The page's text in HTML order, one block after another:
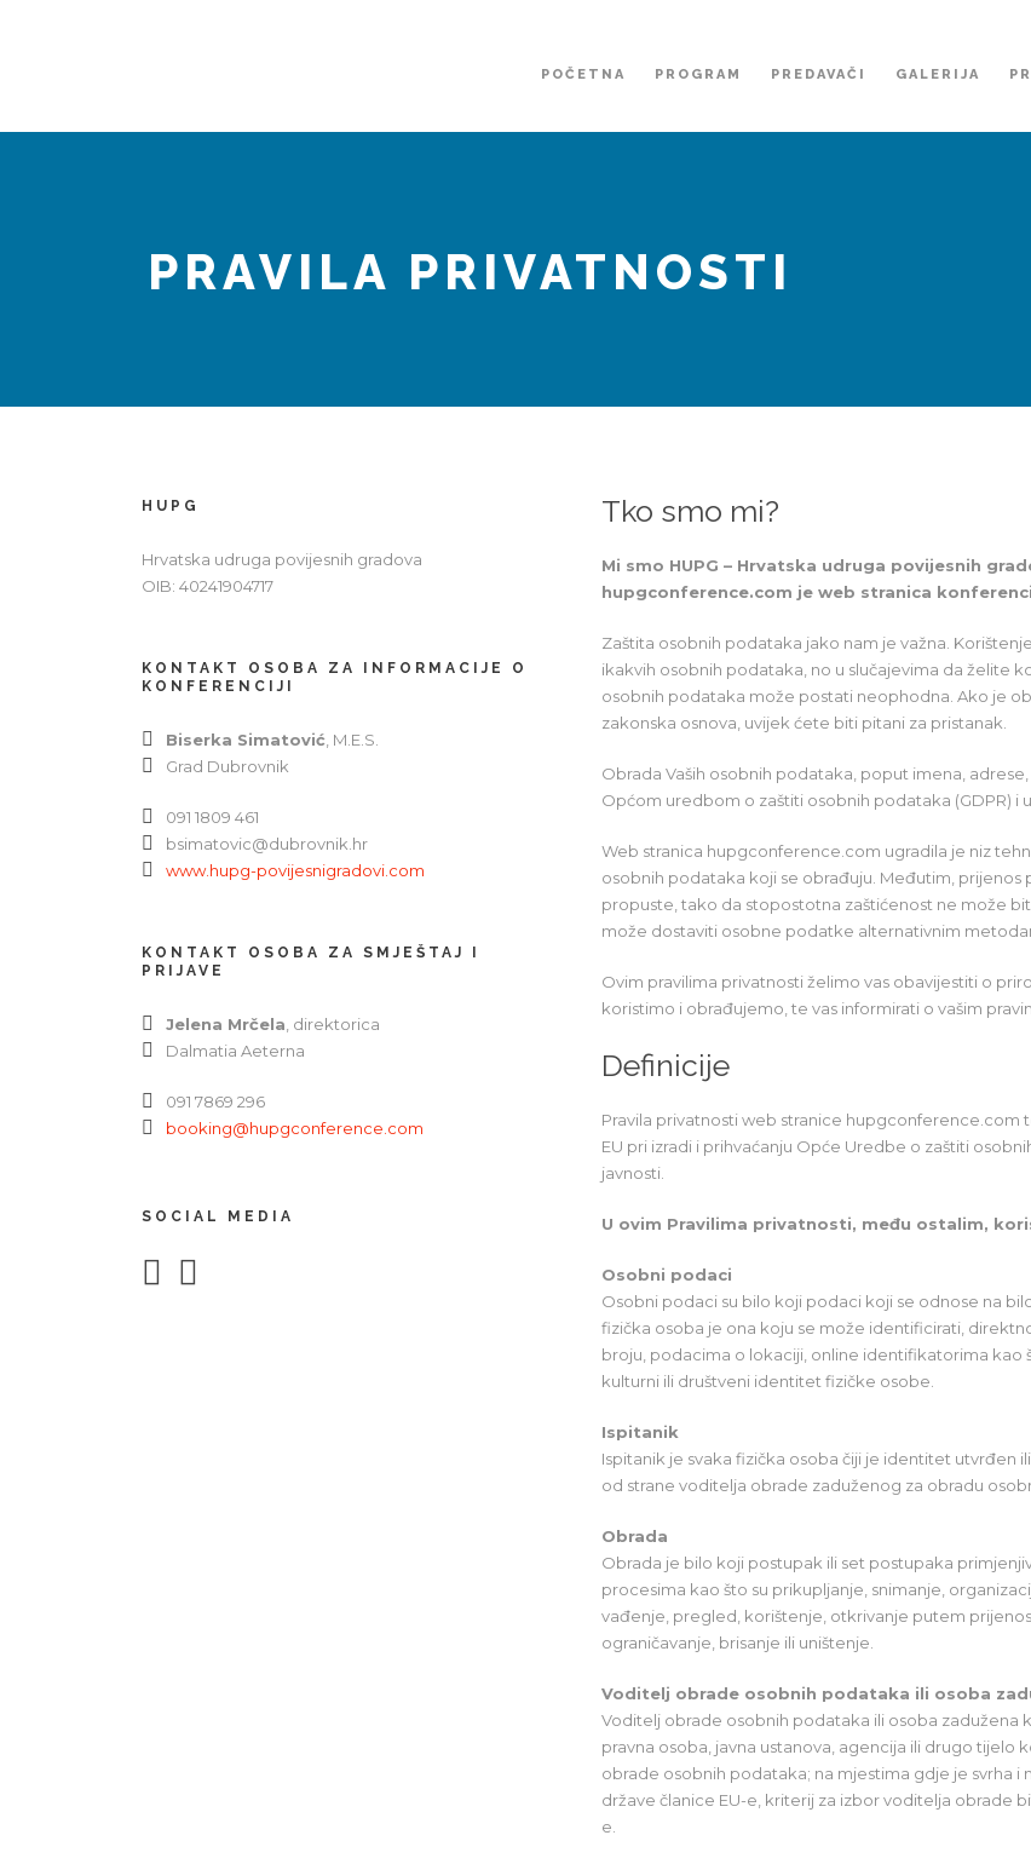
POČETNA PROGRAM PREDAVAČI GALERIJA
PRAVILA PRIVATNOSTI
Tko smo mi?
Mi smo HUPG – Hrvatska udruga povijesnih
hupgconference.com je web stranica
Zaštita osobnih podataka jako nam je važna.
ikakvih osobnih podataka, no u slučajevima da želite
osobnih podataka može postati neophodna. Ako je
zakonska osnova, uvijek ćete biti pitani za pristanak.
Obrada Vaših osobnih podataka, poput imena,
Općom uredbom o zaštiti osobnih podataka (GDPR) i
Web stranica hupgconference.com ugradila je niz
osobnih podataka koji se obrađuju. Međutim,
propuste, tako da stopostotna zaštićenost ne može
može dostaviti osobne podatke alternativnim
Ovim pravilima privatnosti želimo vas obavijestiti o
koristimo i obrađujemo, te vas informirati o vašim
Definicije
Pravila privatnosti web stranice
EU pri izradi i prihvaćanju Opće Uredbe o zaštiti
javnosti.
U ovim Pravilima privatnosti, među ostalim,
Osobni podaci
Osobni podaci su bilo koji podaci koji se odnose na
fizička osoba je ona koju se može identificirati,
broju, podacima o lokaciji, online identifikatorima kao
kulturni ili društveni identitet fizičke osobe.
Ispitanik
Ispitanik je svaka fizička osoba čiji je identitet utvrđen
od strane voditelja obrade zaduženog za obradu
Obrada
Obrada je bilo koji postupak ili set postupaka
procesima kao što su prikupljanje, snimanje,
vađenje, pregled, korištenje, otkrivanje putem
ograničavanje, brisanje ili uništenje.
Voditelj obrade osobnih podataka ili osoba
Voditelj obrade osobnih podataka ili osoba zadužena
pravna osoba, javna ustanova, agencija ili drugo tijelo
obrade osobnih podataka; na mjestima gdje je svrha
države članice EU-e, kriterij za izbor voditelja obrade
e.
HUPG
Hrvatska udruga povijesnih gradova
OIB: 40241904717
KONTAKT OSOBA ZA INFORMACIJE O
KONFERENCIJI
Biserka Simatović , M.E.S.
Grad Dubrovnik
091 1809 461
bsimatovic@dubrovnik.hr
www.hupg-povijesnigradovi.com
KONTAKT OSOBA ZA SMJEŠTAJ I
PRIJAVE
Jelena Mrčela , direktorica
Dalmatia Aeterna
091 7869 296
booking@hupgconference.com
SOCIAL MEDIA